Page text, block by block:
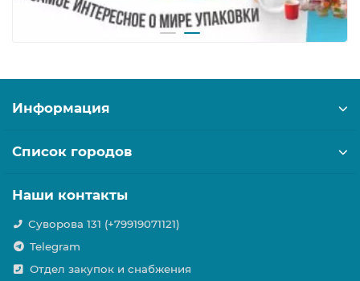
Информация
Список городов
Наши контакты
Суворова 131 (+79919071121)
Telegram
Отдел закупок и снабжения